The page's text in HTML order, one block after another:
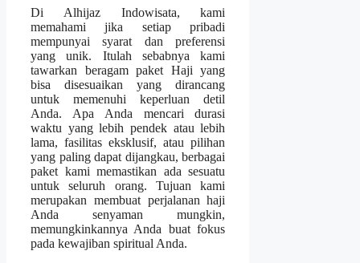
Di Alhijaz Indowisata, kami
memahami jika setiap pribadi
mempunyai syarat dan preferensi
yang unik. Itulah sebabnya kami
tawarkan beragam paket Haji yang
bisa disesuaikan yang dirancang
untuk memenuhi keperluan detil
Anda. Apa Anda mencari durasi
waktu yang lebih pendek atau lebih
lama, fasilitas eksklusif, atau pilihan
yang paling dapat dijangkau, berbagai
paket kami memastikan ada sesuatu
untuk seluruh orang. Tujuan kami
merupakan membuat perjalanan haji
Anda senyaman mungkin,
memungkinkannya Anda buat fokus
pada kewajiban spiritual Anda.